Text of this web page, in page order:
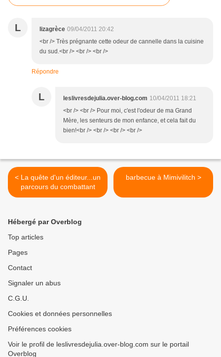
L lizagrèce 09/04/2011 20:42
<br /> Très prégnante cette odeur de cannelle dans la cuisine
du sud.<br /> <br /> <br />
Répondre
L leslivresdejulia.over-blog.com 10/04/2011 18:21
<br /> <br /> Pour moi, c'est l'odeur de ma Grand
Mère, les senteurs de mon enfance, et cela fait du
bien!<br /> <br /> <br /> <br />
< La quête d'un éditeur...un
parcours du combattant
barbecue à Mimivilitch >
Hébergé par Overblog
Top articles
Pages
Contact
Signaler un abus
C.G.U.
Cookies et données personnelles
Préférences cookies
Voir le profil de leslivresdejulia.over-blog.com sur le portail
Overblog